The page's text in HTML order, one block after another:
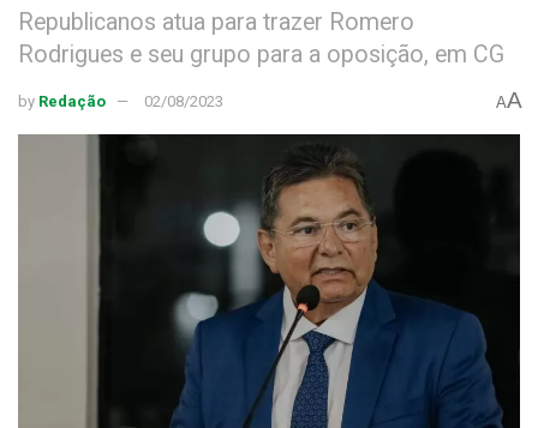
Republicanos atua para trazer Romero
Rodrigues e seu grupo para a oposição, em CG
by Redação 02/08/2023 AA